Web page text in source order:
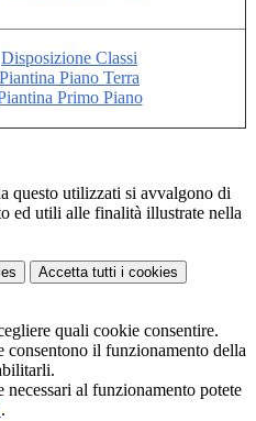
Disposizione Classi
Piantina Piano Terra
Primo Piano
questo utilizzati si avvalgono di
ed utili alle finalità illustrate nella
Accetta tutti i cookies
quali cookie consentire.
consentono il funzionamento della
al funzionamento potete
.